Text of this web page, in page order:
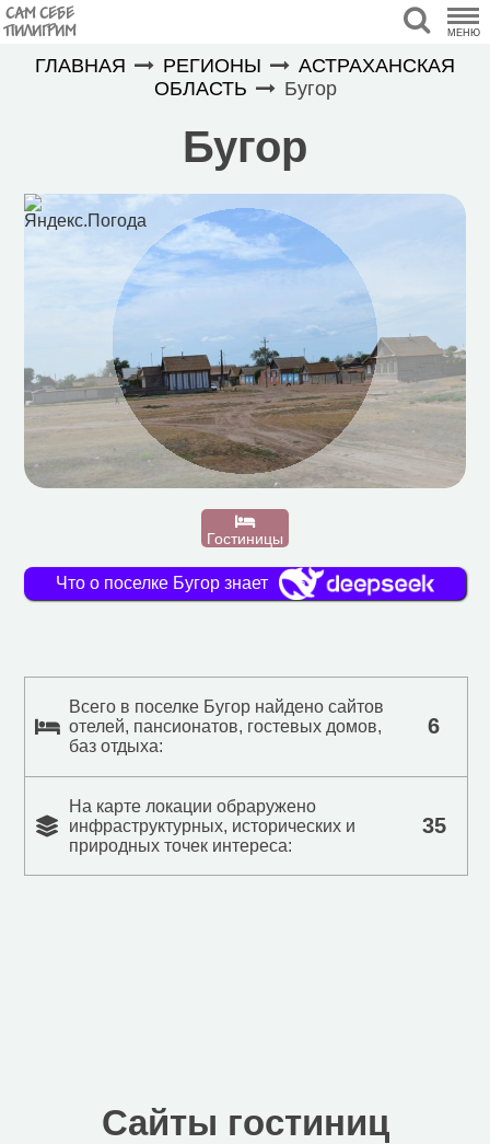
САМ СЕБЕ
ПИЛИГРИМ МЕНЮ
ГЛАВНАЯ РЕГИОНЫ
АСТРАХАНСКАЯ
ОБЛАСТЬ
Бугор
Бугор
Гостиницы
Что о поселке Бугор знает
Всего в поселке Бугор найдено сайтов
отелей, пансионатов, гостевых домов,
баз отдыха:
6
На карте локации обраружено
инфраструктурных, исторических и
природных точек интереса:
35
Сайты гостиниц